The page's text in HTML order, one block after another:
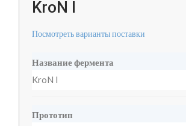
KroN I
Посмотреть варианты поставки
Название фермента
KroN I
Прототип